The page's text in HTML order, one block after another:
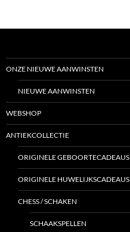
ONZE NIEUWE AANWINSTEN
NIEUWE AANWINSTEN
WEBSHOP
ANTIEKCOLLECTIE
ORIGINELE GEBOORTECADEAUS
ORIGINELE HUWELIJKSCADEAUS
CHESS / SCHAKEN
SCHAAKSPELLEN